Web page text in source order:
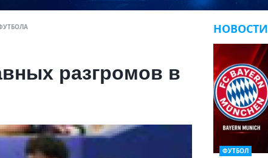
разгромов в
НОВОСТИ
ФУТБОЛ